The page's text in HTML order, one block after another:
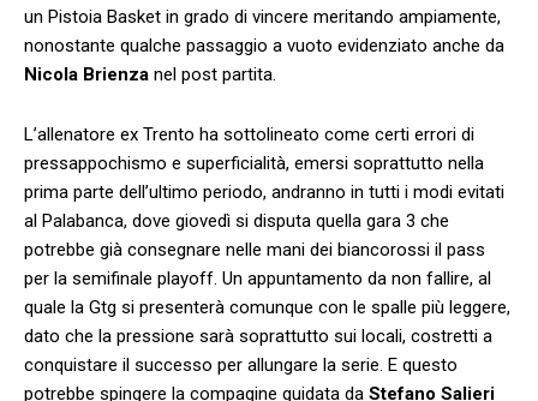
un Pistoia Basket in grado di vincere meritando ampiamente,
nonostante qualche passaggio a vuoto evidenziato anche da
Nicola Brienza nel post partita.
L’allenatore ex Trento ha sottolineato come certi errori di
pressappochismo e superficialità, emersi soprattutto nella
prima parte dell’ultimo periodo, andranno in tutti i modi evitati
al Palabanca, dove giovedì si disputa quella gara 3 che
potrebbe già consegnare nelle mani dei biancorossi il pass
per la semifinale playoff. Un appuntamento da non fallire, al
quale la Gtg si presenterà comunque con le spalle più leggere,
dato che la pressione sarà soprattutto sui locali, costretti a
conquistare il successo per allungare la serie. E questo
potrebbe spingere la compagine guidata da Stefano Salieri